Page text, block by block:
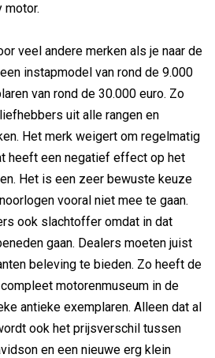
motor.
veel andere merken als je naar de
instapmodel van rond de 9.000
van rond de 30.000 euro. Zo
uit alle rangen en
Het merk weigert om regelmatig
heeft een negatief effect op het
Het is een zeer bewuste keuze
vooral niet mee te gaan.
ook slachtoffer omdat in dat
gaan. Dealers moeten juist
beleving te bieden. Zo heeft de
motorenmuseum in de
antieke exemplaren. Alleen dat al
ook het prijsverschil tussen
en een nieuwe erg klein